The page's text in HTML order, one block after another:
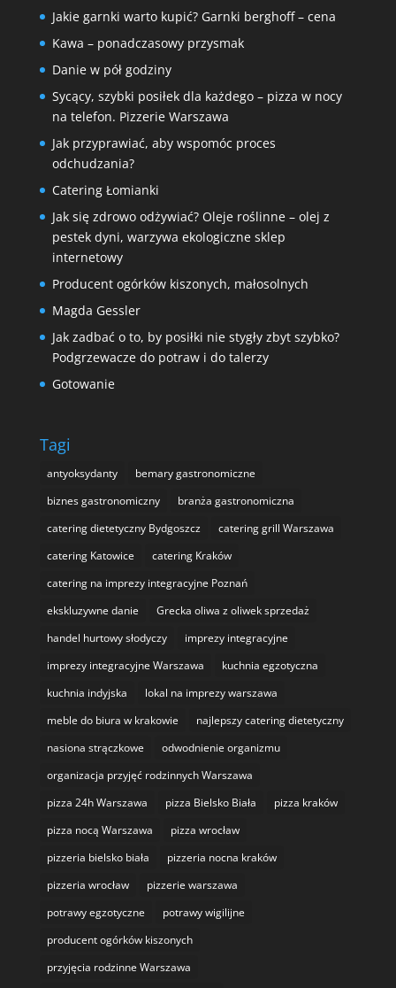
Jakie garnki warto kupić? Garnki berghoff – cena
Kawa – ponadczasowy przysmak
Danie w pół godziny
Sycący, szybki posiłek dla każdego – pizza w nocy
na telefon. Pizzerie Warszawa
Jak przyprawiać, aby wspomóc proces
odchudzania?
Catering Łomianki
Jak się zdrowo odżywiać? Oleje roślinne – olej z
pestek dyni, warzywa ekologiczne sklep
internetowy
Producent ogórków kiszonych, małosolnych
Magda Gessler
Jak zadbać o to, by posiłki nie stygły zbyt szybko?
Podgrzewacze do potraw i do talerzy
Gotowanie
Tagi
antyoksydanty
bemary gastronomiczne
biznes gastronomiczny
branża gastronomiczna
catering dietetyczny Bydgoszcz
catering grill Warszawa
catering Katowice
catering Kraków
catering na imprezy integracyjne Poznań
ekskluzywne danie
Grecka oliwa z oliwek sprzedaż
handel hurtowy słodyczy
imprezy integracyjne
imprezy integracyjne Warszawa
kuchnia egzotyczna
kuchnia indyjska
lokal na imprezy warszawa
meble do biura w krakowie
najlepszy catering dietetyczny
nasiona strączkowe
odwodnienie organizmu
organizacja przyjęć rodzinnych Warszawa
pizza 24h Warszawa
pizza Bielsko Biała
pizza kraków
pizza nocą Warszawa
pizza wrocław
pizzeria bielsko biała
pizzeria nocna kraków
pizzeria wrocław
pizzerie warszawa
potrawy egzotyczne
potrawy wigilijne
producent ogórków kiszonych
przyjęcia rodzinne Warszawa